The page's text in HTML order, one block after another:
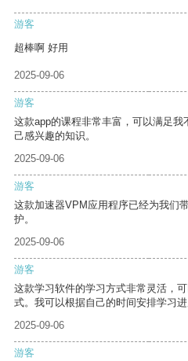
游客
超棒啊 好用
2025-09-06
游客
这款app的课程非常丰富，可以满足
己感兴趣的知识。
2025-09-06
游客
这款加速器VPM应用程序已经为我们
护。
2025-09-06
游客
这款学习软件的学习方式非常灵活，
式。我可以根据自己的时间安排学习进
2025-09-06
游客